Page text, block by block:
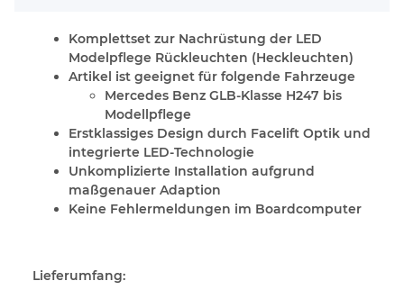
Komplettset zur Nachrüstung der LED
Modelpflege Rückleuchten (Heckleuchten)
Artikel ist geeignet für folgende Fahrzeuge
Mercedes Benz GLB-Klasse H247 bis
Modellpflege
Erstklassiges Design durch Facelift Optik und
integrierte LED-Technologie
Unkomplizierte Installation aufgrund
maßgenauer Adaption
Keine Fehlermeldungen im Boardcomputer
Lieferumfang: